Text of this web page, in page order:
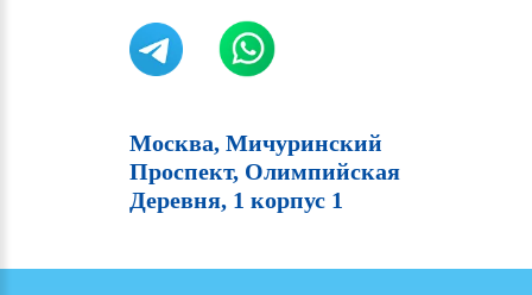
Москва, Мичуринский
Проспект, Олимпийская
Деревня, 1 корпус 1